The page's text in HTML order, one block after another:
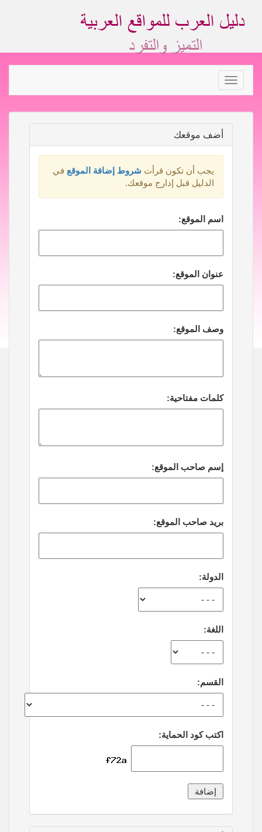
Toggle
navigation
أضف موقعك
يجب أن تكون قرأت شروط إضافة الموقع في
الدليل قبل إدارج موقعك.
اسم الموقع:
عنوان الموقع:
وصف الموقع:
كلمات مفتاحية:
إسم صاحب الموقع:
بريد صاحب الموقع:
الدولة:
اللغة:
القسم:
اكتب كود الحماية: